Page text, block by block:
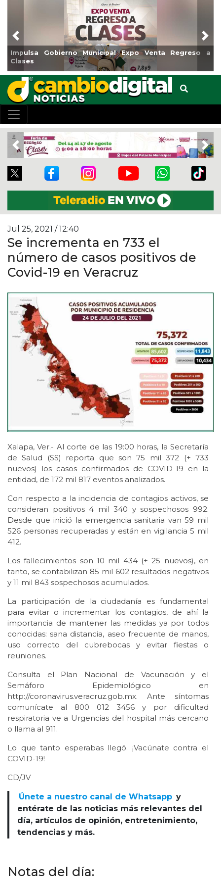
Gobierno Municipal Expo Venta Regreso a
Previous
Previous
Jul 25, 2021 / 12:40
Se incrementa en 733 el
número de casos positivos de
Covid-19 en Veracruz
Xalapa, Ver.- Al corte de las 19:00 horas, la Secretaría
de Salud (SS) reporta que son 75 mil 372 (+ 733
nuevos) los casos confirmados de COVID-19 en la
entidad, de 172 mil 817 eventos analizados.
Con respecto a la incidencia de contagios activos, se
consideran positivos 4 mil 340 y sospechosos 992.
Desde que inició la emergencia sanitaria van 59 mil
526 personas recuperadas y están en vigilancia 5 mil
412.
Los fallecimientos son 10 mil 434 (+ 25 nuevos), en
tanto, se contabilizan 85 mil 602 resultados negativos
y 11 mil 843 sospechosos acumulados.
La participación de la ciudadanía es fundamental
para evitar o incrementar los contagios, de ahí la
importancia de mantener las medidas ya por todos
conocidas: sana distancia, aseo frecuente de manos,
uso correcto del cubrebocas y evitar fiestas o
reuniones.
Consulta el Plan Nacional de Vacunación y el
Semáforo Epidemiológico en
http://coronavirus.veracruz.gob.mx. Ante síntomas
comunícate al 800 012 3456 y por dificultad
respiratoria ve a Urgencias del hospital más cercano
o llama al 911.
Lo que tanto esperabas llegó. ¡Vacúnate contra el
COVID-19!
CD/JV
Únete a nuestro canal de Whatsapp y
entérate de las noticias más relevantes del
día, artículos de opinión, entretenimiento,
tendencias y más.
Notas del día: